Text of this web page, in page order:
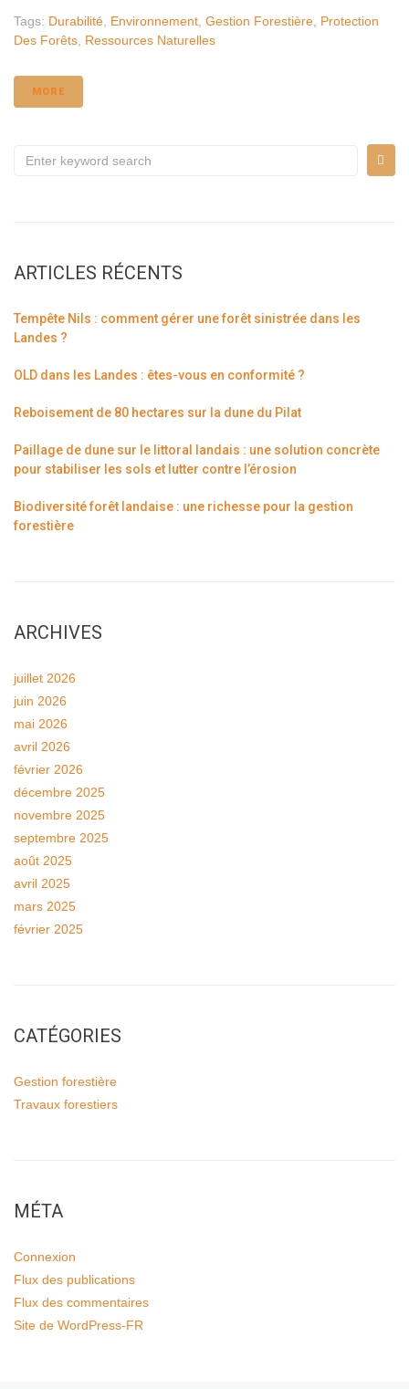
Tags: Durabilité Environnement Gestion Forestière Protection
Des Forêts Ressources Naturelles
MORE
ARTICLES RÉCENTS
Tempête Nils : comment gérer une forêt sinistrée dans les
Landes ?
OLD dans les Landes : êtes-vous en conformité ?
Reboisement de 80 hectares sur la dune du Pilat
Paillage de dune sur le littoral landais : une solution concrète
pour stabiliser les sols et lutter contre l’érosion
Biodiversité forêt landaise : une richesse pour la gestion
forestière
ARCHIVES
juillet 2026
juin 2026
mai 2026
avril 2026
février 2026
décembre 2025
novembre 2025
septembre 2025
août 2025
avril 2025
mars 2025
février 2025
CATÉGORIES
Gestion forestière
Travaux forestiers
MÉTA
Connexion
Flux des publications
Flux des commentaires
Site de WordPress-FR